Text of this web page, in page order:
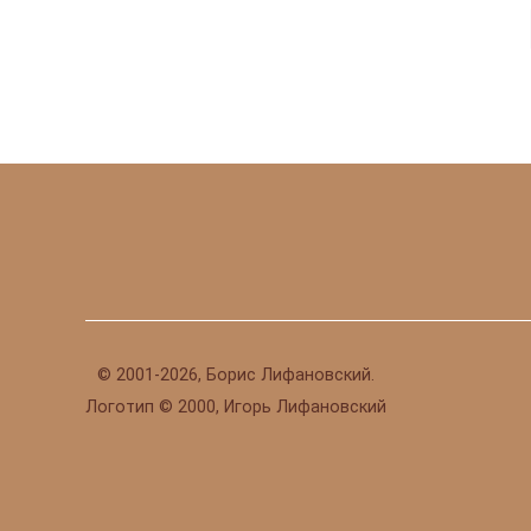
© 2001-2026, Борис Лифановский.
Логотип © 2000, Игорь Лифановский